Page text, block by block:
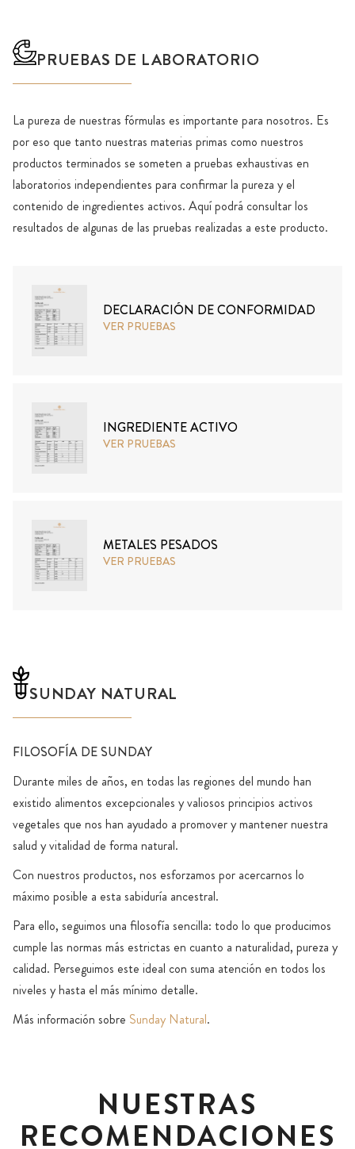
PRUEBAS DE LABORATORIO
La pureza de nuestras fórmulas es importante para nosotros. Es
por eso que tanto nuestras materias primas como nuestros
productos terminados se someten a pruebas exhaustivas en
laboratorios independientes para confirmar la pureza y el
contenido de ingredientes activos. Aquí podrá consultar los
resultados de algunas de las pruebas realizadas a este producto.
DECLARACIÓN DE CONFORMIDAD
VER PRUEBAS
INGREDIENTE ACTIVO
VER PRUEBAS
METALES PESADOS
VER PRUEBAS
SUNDAY NATURAL
FILOSOFÍA DE SUNDAY
Durante miles de años, en todas las regiones del mundo han
existido alimentos excepcionales y valiosos principios activos
vegetales que nos han ayudado a promover y mantener nuestra
salud y vitalidad de forma natural.
Con nuestros productos, nos esforzamos por acercarnos lo
máximo posible a esta sabiduría ancestral.
Para ello, seguimos una filosofía sencilla: todo lo que producimos
cumple las normas más estrictas en cuanto a naturalidad, pureza y
calidad. Perseguimos este ideal con suma atención en todos los
niveles y hasta el más mínimo detalle.
Más información sobre Sunday Natural.
NUESTRAS
RECOMENDACIONES